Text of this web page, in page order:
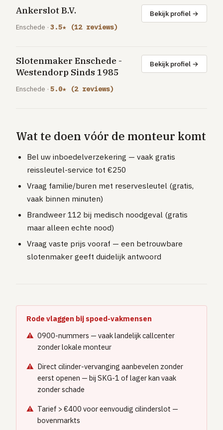
Ankerslot B.V.
Enschede · 3.5★ (12 reviews)
Bekijk profiel →
Slotenmaker Enschede -
Westendorp Sinds 1985
Enschede · 5.0★ (2 reviews)
Bekijk profiel →
Wat te doen vóór de monteur komt
Bel uw inboedelverzekering — vaak gratis
reissleutel-service tot €250
Vraag familie/buren met reservesleutel (gratis,
vaak binnen minuten)
Brandweer 112 bij medisch noodgeval (gratis
maar alleen echte nood)
Vraag vaste prijs vooraf — een betrouwbare
slotenmaker geeft duidelijk antwoord
Rode vlaggen bij spoed-vakmensen
0900-nummers — vaak landelijk callcenter
zonder lokale monteur
Direct cilinder-vervanging aanbevelen zonder
eerst openen — bij SKG-1 of lager kan vaak
zonder schade
Tarief > €400 voor eenvoudig cilinderslot —
bovenmarkts